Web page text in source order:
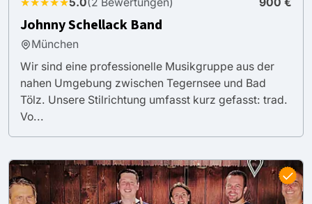
Johnny Schellack Band
München
Wir sind eine professionelle Musikgruppe aus der
nahen Umgebung zwischen Tegernsee und Bad
Tölz. Unsere Stilrichtung umfasst kurz gefasst: trad.
Vo...